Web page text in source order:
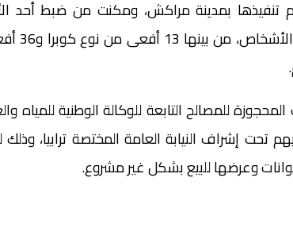
الأفاعي
للمصالح التابعة للوكالة الوطنية للمياه
تحت إشراف النيابة العامة المختصة ترابيا،
وعرضها للبيع بشكل غير مشروع.